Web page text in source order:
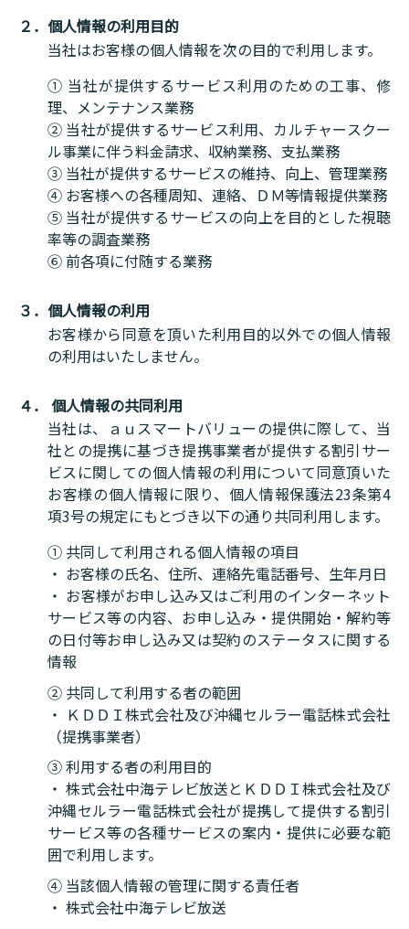
２．個人情報の利用目的
当社はお客様の個人情報を次の目的で利用します。
① 当社が提供するサービス利用のための工事、修
理、メンテナンス業務
② 当社が提供するサービス利用、カルチャースクー
ル事業に伴う料金請求、収納業務、支払業務
③ 当社が提供するサービスの維持、向上、管理業務
④ お客様への各種周知、連絡、ＤＭ等情報提供業務
⑤ 当社が提供するサービスの向上を目的とした視聴
率等の調査業務
⑥ 前各項に付随する業務
３．個人情報の利用
お客様から同意を頂いた利用目的以外での個人情報
の利用はいたしません。
４． 個人情報の共同利用
当社は、ａｕスマートバリューの提供に際して、当
社との提携に基づき提携事業者が提供する割引サー
ビスに関しての個人情報の利用について同意頂いた
お客様の個人情報に限り、個人情報保護法23条第4
項3号の規定にもとづき以下の通り共同利用します。
① 共同して利用される個人情報の項目
・ お客様の氏名、住所、連絡先電話番号、生年月日
・ お客様がお申し込み又はご利用のインターネット
サービス等の内容、お申し込み・提供開始・解約等
の日付等お申し込み又は契約のステータスに関する
情報
② 共同して利用する者の範囲
・ ＫＤＤＩ株式会社及び沖縄セルラー電話株式会社
（提携事業者）
③ 利用する者の利用目的
・ 株式会社中海テレビ放送とＫＤＤＩ株式会社及び
沖縄セルラー電話株式会社が提携して提供する割引
サービス等の各種サービスの案内・提供に必要な範
囲で利用します。
④ 当該個人情報の管理に関する責任者
・ 株式会社中海テレビ放送